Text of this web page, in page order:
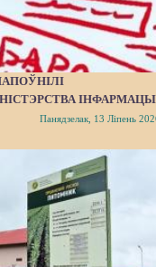
Панядзелак, 13 Ліпень